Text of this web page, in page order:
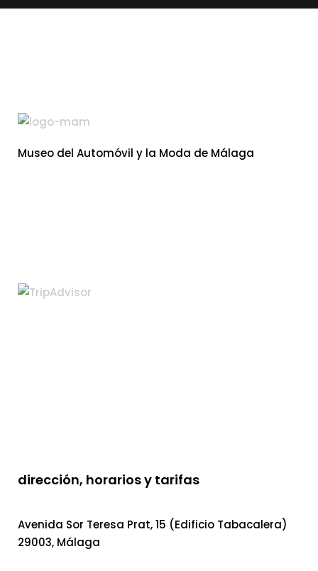
Museo del Automóvil y la Moda de Málaga
dirección, horarios y tarifas
Avenida Sor Teresa Prat, 15 (Edificio Tabacalera)
29003, Málaga